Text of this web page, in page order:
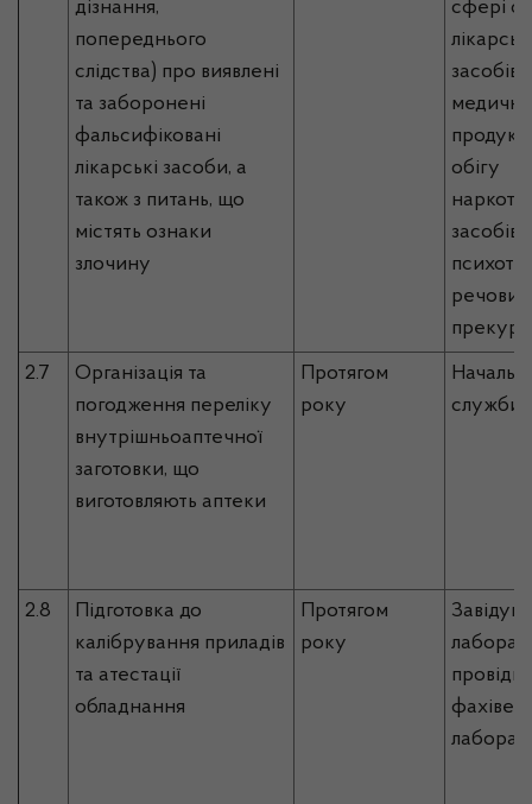
дізнання,
попереднього
слідства) про виявлені
та заборонені
фальсифіковані
лікарські засоби, а
також з питань, що
містять ознаки
злочину
сфері
засобів,
обігу
засобів,
речовин
2.7
Організація та
погодження переліку
внутрішньоаптечної
заготовки, що
виготовляють аптеки
Протягом
року
служби
2.8
Підготовка до
калібрування приладів
та атестації
обладнання
Протягом
року